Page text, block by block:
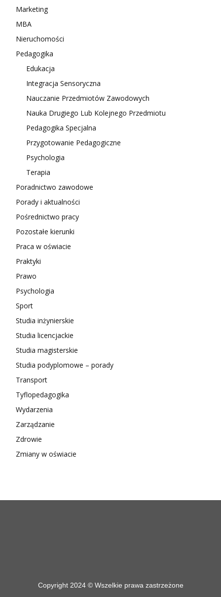
Marketing
MBA
Nieruchomości
Pedagogika
Edukacja
Integracja Sensoryczna
Nauczanie Przedmiotów Zawodowych
Nauka Drugiego Lub Kolejnego Przedmiotu
Pedagogika Specjalna
Przygotowanie Pedagogiczne
Psychologia
Terapia
Poradnictwo zawodowe
Porady i aktualności
Pośrednictwo pracy
Pozostałe kierunki
Praca w oświacie
Praktyki
Prawo
Psychologia
Sport
Studia inżynierskie
Studia licencjackie
Studia magisterskie
Studia podyplomowe – porady
Transport
Tyflopedagogika
Wydarzenia
Zarządzanie
Zdrowie
Zmiany w oświacie
Copyright 2024 © Wszelkie prawa zastrzeżone